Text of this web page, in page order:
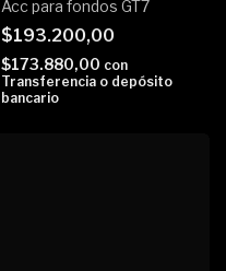
Acc para fondos GT7
$193.200,00
$173.880,00 con
Transferencia o depósito
bancario